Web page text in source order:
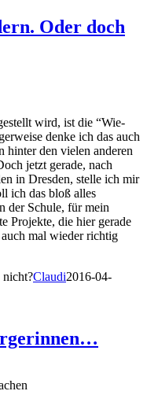
Oder doch
wird, ist die “Wie-
denke ich das auch
hinter den vielen anderen
jetzt gerade, nach
in Dresden, stelle ich mir
ich das bloß alles
der Schule, für mein
Projekte, die hier gerade
mal wieder richtig
nicht?Claudi2016-04-